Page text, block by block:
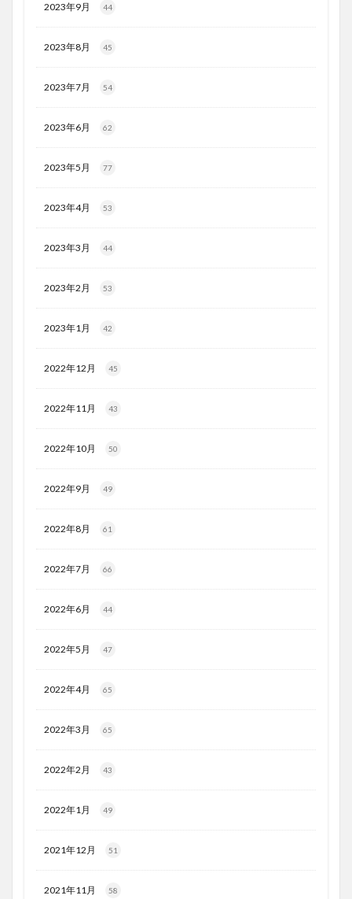
2023年9月 44
2023年8月 45
2023年7月 54
2023年6月 62
2023年5月 77
2023年4月 53
2023年3月 44
2023年2月 53
2023年1月 42
2022年12月 45
2022年11月 43
2022年10月 50
2022年9月 49
2022年8月 61
2022年7月 66
2022年6月 44
2022年5月 47
2022年4月 65
2022年3月 65
2022年2月 43
2022年1月 49
2021年12月 51
2021年11月 58